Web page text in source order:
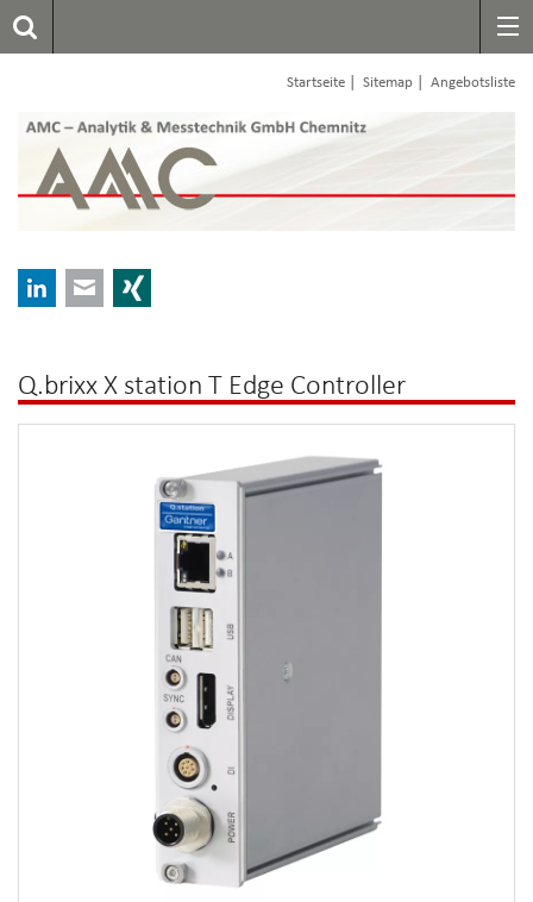
Startseite Sitemap Angebotsliste
LinkedInE-mail
Q.brixx X station T Edge Controller